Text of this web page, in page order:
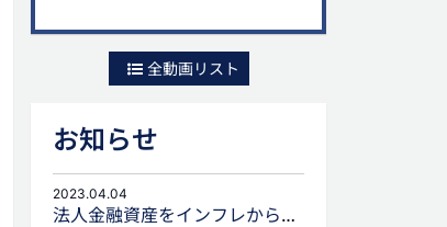
事例から学ぶ相続トラブル 生命保険金は遺産分割の
全動画リスト
お知らせ
2023.04.04
法人金融資産をインフレから守るための生命保険活用